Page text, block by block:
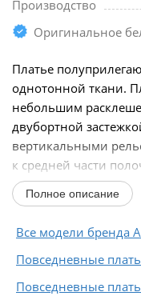
Производство
Оригинальное
Платье
однотонной ткани.
небольшим
двубортной
вертикальными
к средней части
Горловина...
Полное описание
Все модели бренда
Повседневные
Повседневные